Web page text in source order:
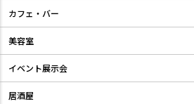
カフェ・バー
美容室
イベント展示会
居酒屋